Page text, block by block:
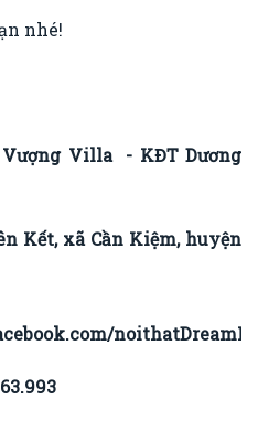
nhé!
Vượng Villa - KĐT Dương
Kết, xã Cần Kiệm, huyện